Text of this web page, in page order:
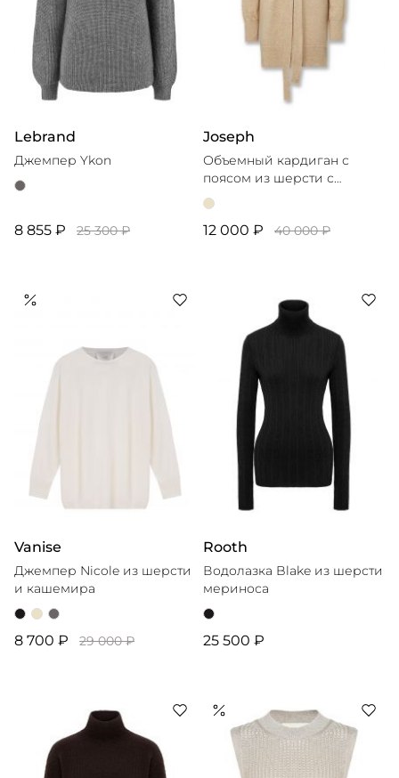
Lebrand
Джемпер Ykon
8 855 ₽ 25 300 ₽
Joseph
Объемный кардиган с
поясом из шерсти с
кашемиром
12 000 ₽ 40 000 ₽
Vanise
Джемпер Nicole из шерсти
и кашемира
8 700 ₽ 29 000 ₽
Rooth
Водолазка Blake из шерсти
мериноса
25 500 ₽